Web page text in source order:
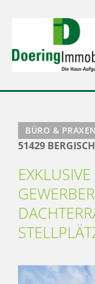
BÜRO &
51429